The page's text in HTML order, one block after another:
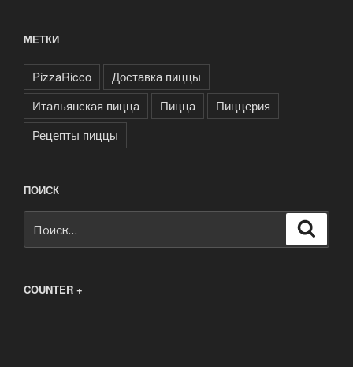
МЕТКИ
PizzaRicco
Доставка пиццы
Итальянская пицца
Пицца
Пиццерия
Рецепты пиццы
ПОИСК
COUNTER +